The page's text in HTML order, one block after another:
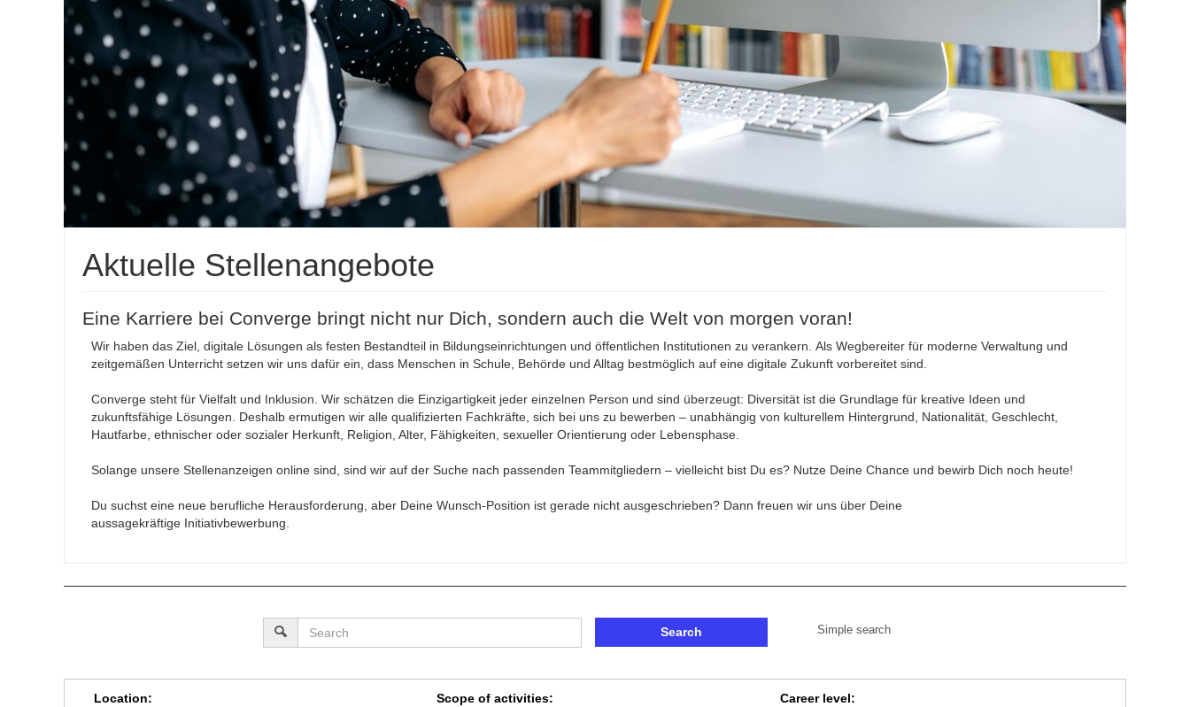
Aktuelle Stellenangebote
Eine Karriere bei Converge bringt nicht nur Dich, sondern auch die Welt von morgen voran!
Wir haben das Ziel, digitale Lösungen als festen Bestandteil in Bildungseinrichtungen und öffentlichen Institutionen zu verankern. Als Wegbereiter für moderne Verwaltung und
zeitgemäßen Unterricht setzen wir uns dafür ein, dass Menschen in Schule, Behörde und Alltag bestmöglich auf eine digitale Zukunft vorbereitet sind.
Converge steht für Vielfalt und Inklusion. Wir schätzen die Einzigartigkeit jeder einzelnen Person und sind überzeugt: Diversität ist die Grundlage für kreative Ideen und
zukunftsfähige Lösungen. Deshalb ermutigen wir alle qualifizierten Fachkräfte, sich bei uns zu bewerben – unabhängig von kulturellem Hintergrund, Nationalität, Geschlecht,
Hautfarbe, ethnischer oder sozialer Herkunft, Religion, Alter, Fähigkeiten, sexueller Orientierung oder Lebensphase.
Solange unsere Stellenanzeigen online sind, sind wir auf der Suche nach passenden Teammitgliedern – vielleicht bist Du es? Nutze Deine Chance und bewirb Dich noch heute!
Du suchst eine neue berufliche Herausforderung, aber Deine Wunsch-Position ist gerade nicht ausgeschrieben? Dann freuen wir uns über Deine
aussagekräftige Initiativbewerbung.
Search Simple search
Location: Scope of activities: Career level: